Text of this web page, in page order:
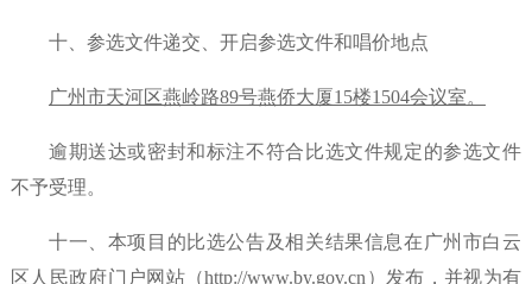
十、参选文件递交、开启参选文件和唱价地点
广州市天河区燕岭路89号燕侨大厦15楼1504会议室。
逾期送达或密封和标注不符合比选文件规定的参选文件
不予受理。
十一、本项目的比选公告及相关结果信息在广州市白云
区人民政府门户网站（http://www.by.gov.cn）发布，并视为有